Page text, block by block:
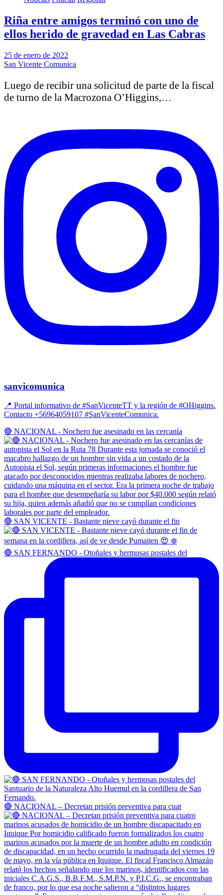
Riña entre amigos terminó con uno de
ellos herido de gravedad en Las Cabras
25 de enero de 2022
San Vicente Comunica
Luego de recibir una solicitud de parte de la fiscal
de turno de la Macrozona O’Higgins,…
sanvicomunica
📍 Portal informativo de #SanVicenteTT y la región de #OHiggins.
Contacto +56964059107 #SanVicenteComunica.
🔴 NACIONAL - Nochero fue asesinado en las cercanía
🔴 SAN VICENTE - Bastante nieve cayó durante el fin
🔴 SAN FERNANDO - Otoñales y hermosas postales del
🔴 NACIONAL – Decretan prisión preventiva para cuat